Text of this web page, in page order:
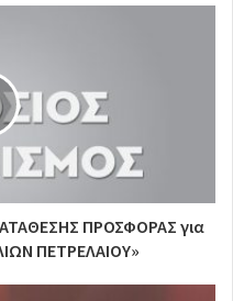
ΠΡΟΣΦΟΡΑΣ για
ΠΕΤΡΕΛΑΙΟΥ»